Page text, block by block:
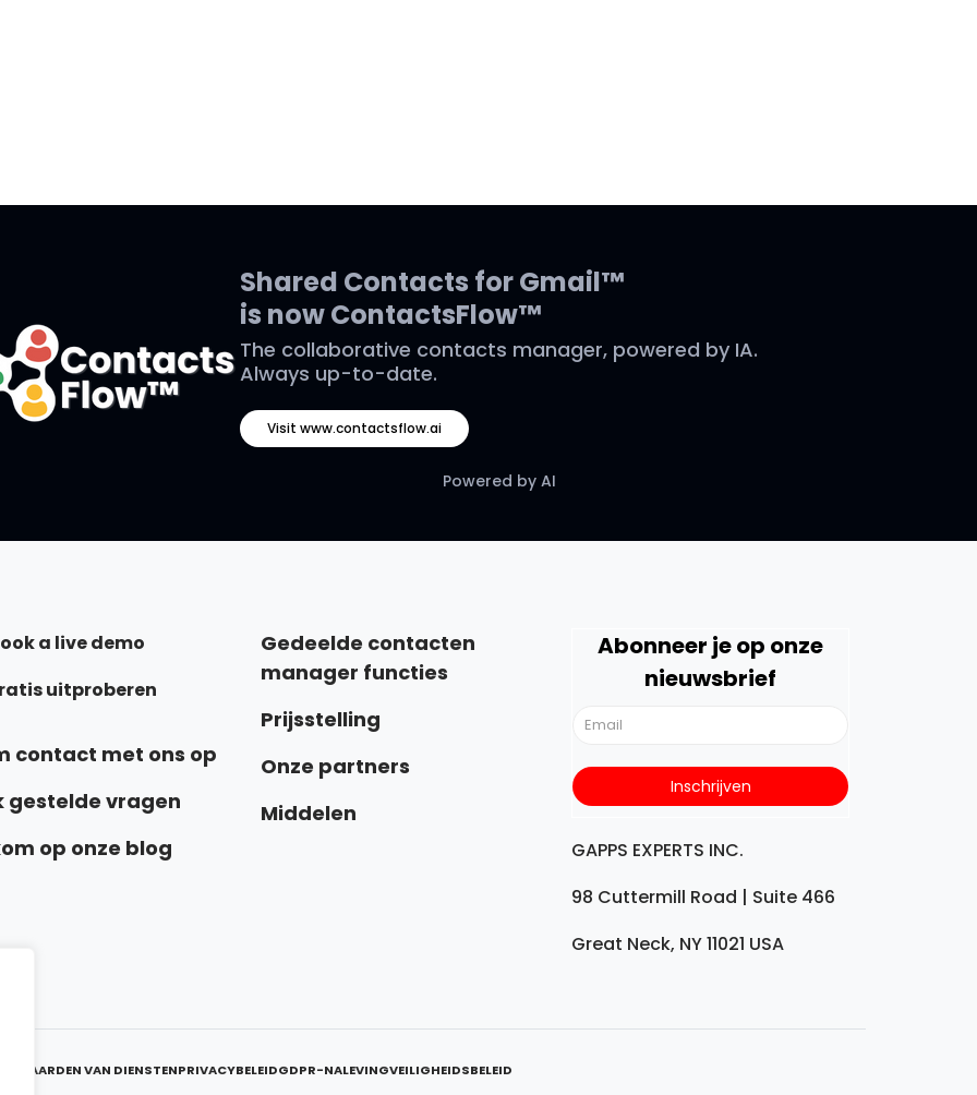
Shared Contacts for Gmail™
is now ContactsFlow™
The collaborative contacts manager, powered by IA.
Always up-to-date.
Visit www.contactsflow.ai
Powered by AI
a live demo
uitproberen
contact met ons op
gestelde vragen
op onze blog
Gedeelde contacten
manager functies
Prijsstelling
Onze partners
Middelen
Abonneer je op onze
nieuwsbrief
GAPPS EXPERTS INC.
98 Cuttermill Road | Suite 466
Great Neck, NY 11021 USA
VAN DIENSTENPRIVACYBELEIDGDPR-NALEVINGVEILIGHEIDSBELEID